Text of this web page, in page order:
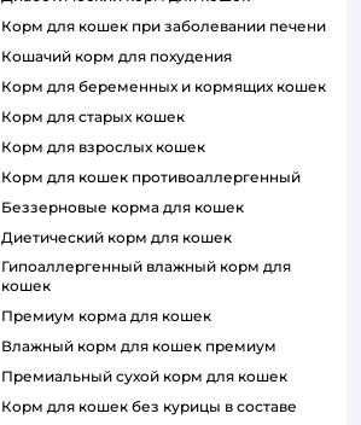
корм для кошек при заболевании печени
кошачий корм для похудения
корм для беременных и кормящих кошек
корм для старых кошек
корм для взрослых кошек
корм для кошек противоаллергенный
беззерновые корма для кошек
диетический корм для кошек
гипоаллергенный влажный корм для
кошек
премиум корма для кошек
влажный корм для кошек премиум
премиальный сухой корм для кошек
корм для кошек без курицы в составе